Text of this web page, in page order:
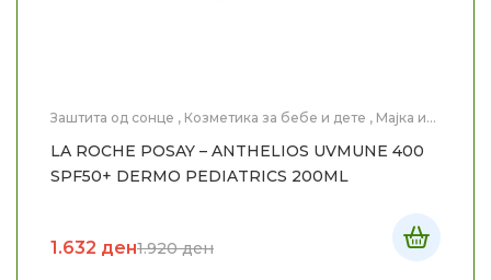
Заштита од сонце , Козметика за бебе и дете , Мајка и
LA ROCHE POSAY – ANTHELIOS UVMUNE 400
SPF50+ DERMO PEDIATRICS 200ML
1.920ден
1.632 ден